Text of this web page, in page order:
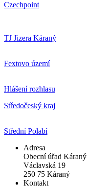
Czechpoint
TJ Jizera Káraný
Fextovo území
Hlášení rozhlasu
Středočeský kraj
Střední Polabí
Adresa
Obecní úřad Káraný
Václavská 19
250 75 Káraný
Kontakt